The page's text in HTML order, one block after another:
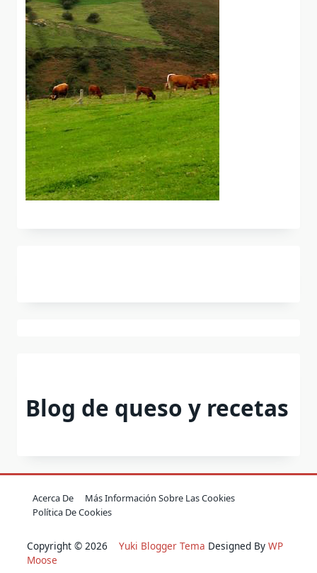
Blog de queso y recetas
Acerca De
Más Información Sobre Las Cookies
Política De Cookies
Copyright © 2026 Yuki Blogger Tema Designed By WP
Moose